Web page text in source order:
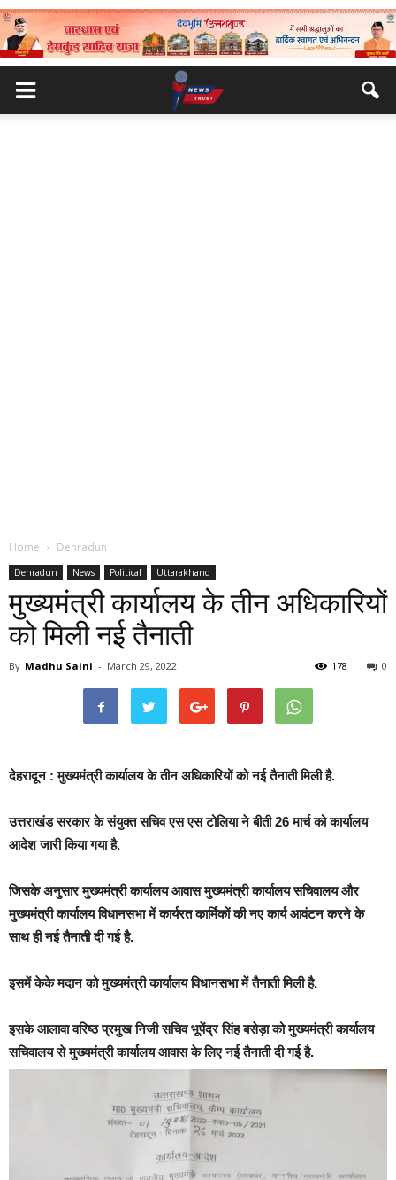
Home Dehradun
Dehradun News Political Uttarakhand
मुख्यमंत्री कार्यालय के तीन अधिकारियों
को मिली नई तैनाती
By Madhu Saini - March 29, 2022 0
178
देहरादून : मुख्यमंत्री कार्यालय के तीन अधिकारियों को नई तैनाती मिली है.
उत्तराखंड सरकार के संयुक्त सचिव एस एस टोलिया ने बीती 26 मार्च को कार्यालय
आदेश जारी किया गया है.
जिसके अनुसार मुख्यमंत्री कार्यालय आवास मुख्यमंत्री कार्यालय सचिवालय और
मुख्यमंत्री कार्यालय विधानसभा में कार्यरत कार्मिकों की नए कार्य आवंटन करने के
साथ ही नई तैनाती दी गई है.
इसमें केके मदान को मुख्यमंत्री कार्यालय विधानसभा में तैनाती मिली है.
इसके आलावा वरिष्ठ प्रमुख निजी सचिव भूपेंद्र सिंह बसेड़ा को मुख्यमंत्री कार्यालय
सचिवालय से मुख्यमंत्री कार्यालय आवास के लिए नई तैनाती दी गई है.